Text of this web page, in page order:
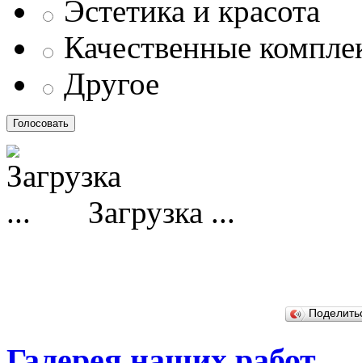
Эстетика и красота
Качественные
Другое
Загрузка ...